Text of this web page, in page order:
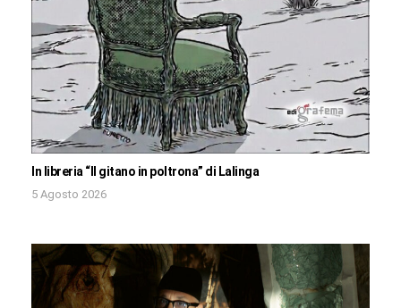
In libreria “Il gitano in poltrona” di Lalinga
5 Agosto 2026